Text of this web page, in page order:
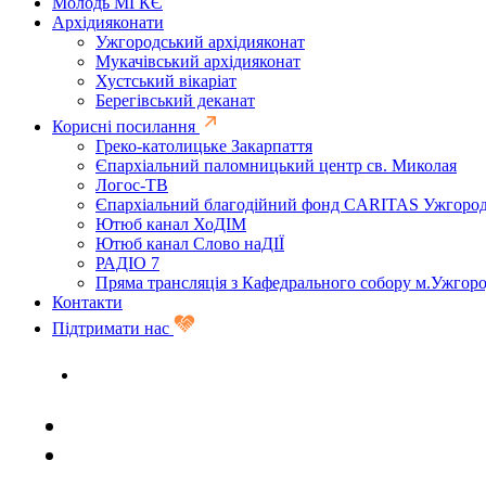
Архідияконати
Ужгородський архідияконат
Мукачівський архідияконат
Хустський вікаріат
Берегівський деканат
Корисні посилання
Греко-католицьке Закарпаття
Єпархіальний паломницький центр св. Миколая
Логос-ТВ
Єпархіальний благодійний фонд CARITAS
Ютюб канал ХоДІМ
Ютюб канал Слово наДІЇ
РАДІО 7
Пряма трансляція з Кафедрального собору
Контакти
Підтримати нас